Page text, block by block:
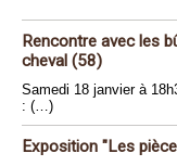
Rencontre avec les
cheval (58)
Samedi 18 janvier à
: (…)
Exposition "Les